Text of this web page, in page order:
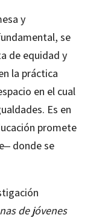
y
se
de equidad y
la práctica
en el cual
Es en
promete
donde se
de jóvenes